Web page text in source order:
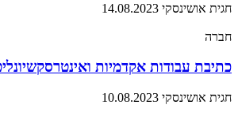
חגית אושינסקי 14.08.2023
חברה
כתיבת עבודות אקדמיות
חגית אושינסקי 10.08.2023